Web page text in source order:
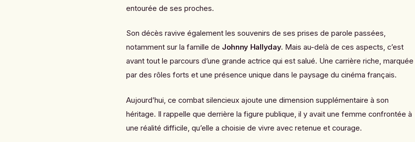
entourée de ses proches.
Son décès ravive également les souvenirs de ses prises de parole passées,
notamment sur la famille de Johnny Hallyday. Mais au-delà de ces aspects, c’est
avant tout le parcours d’une grande actrice qui est salué. Une carrière riche, marquée
par des rôles forts et une présence unique dans le paysage du cinéma français.
Aujourd’hui, ce combat silencieux ajoute une dimension supplémentaire à son
héritage. Il rappelle que derrière la figure publique, il y avait une femme confrontée à
une réalité difficile, qu’elle a choisie de vivre avec retenue et courage.